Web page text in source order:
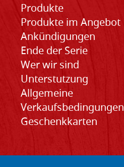
Produkte
Produkte im Angebot
Ankündigungen
Ende der Serie
Wer wir sind
Unterstutzung
Allgemeine
Verkaufsbedingungen
Geschenkkarten